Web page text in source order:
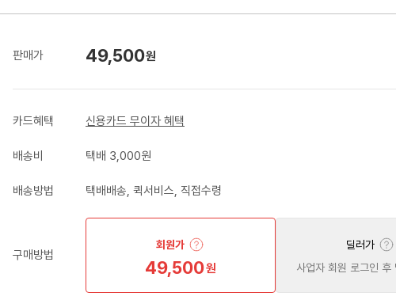
판매가 49,500원
카드혜택 신용카드 무이자 혜택
배송비 택배 3,000원
배송방법 택배배송, 퀵서비스, 직접수령
구매방법
회원가
49,500원
딜러가
사업자 회원 로그인 후